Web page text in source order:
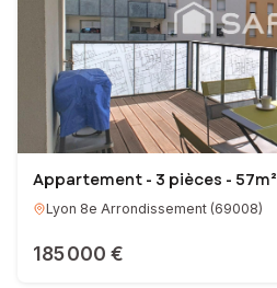
Appartement - 3 pièces - 57m²
Lyon 8e Arrondissement (69008)
185 000 €